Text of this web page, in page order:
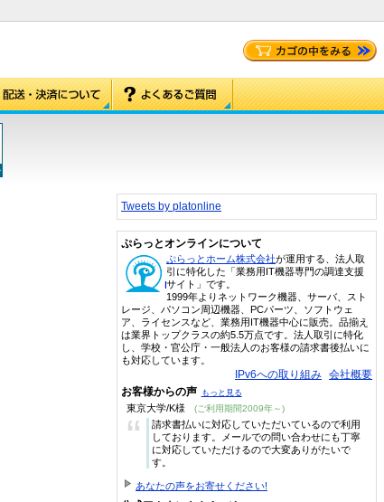
Tweets by platonline
ぷらっとオンラインについて
ぷらっとホーム株式会社が運用する、法人取
引に特化した「業務用IT機器専門の調達支援
サイト」です。
1999年よりネットワーク機器、サーバ、スト
レージ、パソコン周辺機器、PCパーツ、ソフトウェ
ア、ライセンスなど、業務用IT機器中心に販売。品揃え
は業界トップクラスの約5.5万点です。法人取引に特化
し、学校・官公庁・一般法人のお客様の請求書後払いに
も対応しています。
IPv6への取り組み 会社概要
お客様からの声 もっと見る
東京大学/K様 (ご利用期間2009年～)
“
請求書払いに対応していただいているので利用
しております。メールでの問い合わせにも丁寧
に対応していただけるので大変ありがたいで
す。
あなたの声をお寄せください!